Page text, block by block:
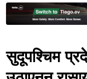
सुदूपश्चिम